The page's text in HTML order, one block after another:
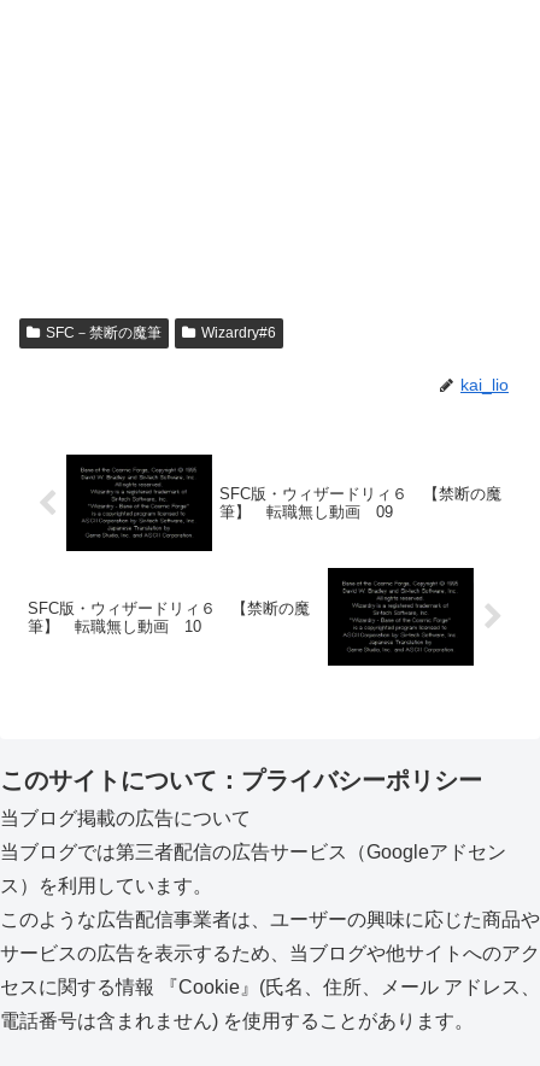
SFC－禁断の魔筆 Wizardry#6
kai_lio
SFC版・ウィザードリィ６ 【禁断の魔
筆】 転職無し動画 09
SFC版・ウィザードリィ６ 【禁断の魔
筆】 転職無し動画 10
このサイトについて：プライバシーポリシー
当ブログ掲載の広告について
当ブログでは第三者配信の広告サービス（Googleアドセン
ス）を利用しています。
このような広告配信事業者は、ユーザーの興味に応じた商品や
サービスの広告を表示するため、当ブログや他サイトへのアク
セスに関する情報 『Cookie』(氏名、住所、メール アドレス、
電話番号は含まれません) を使用することがあります。